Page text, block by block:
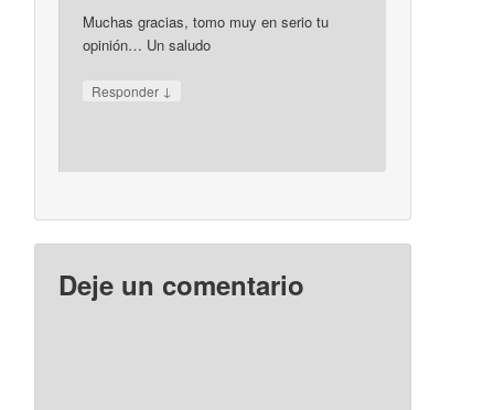
Muchas gracias, tomo muy en serio tu
opinión… Un saludo
Responder ↓
Deje un comentario